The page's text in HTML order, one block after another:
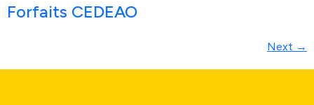
Forfaits CEDEAO
Next →